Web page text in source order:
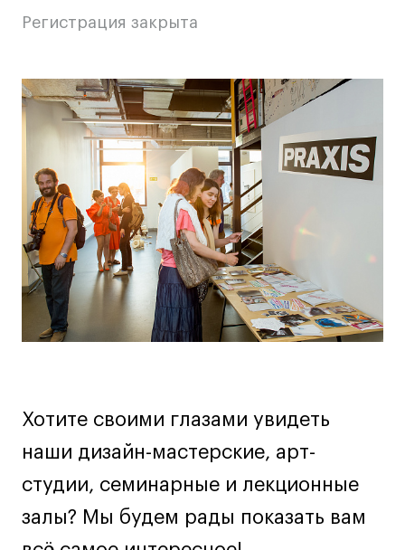
ИЗО и Керамика
Онлайн-программы
Декорирование интерьера
Дизайн интерьера
Дизайн одежды
Стайлинг
Современная живопись
UX/UI-дизайн
Маркетинг
Интенсивы
Мода
Маркетинг
Контент
Иллюстрация
Регистрация закрыта
Основная
информация
мероприятии
Хотите своими глазами увидеть
наши дизайн-мастерские, арт-
студии, семинарные и лекционные
залы? Мы будем рады показать вам